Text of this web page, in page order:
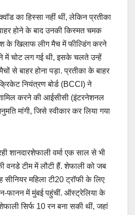
का हिस्सा नहीं थीं, लेकिन प्रतीका
होने के बाद उनकी किस्मत चमक
के खिलाफ लीग मैच में फील्डिंग करने
में चोट लग गई थी, इसके चलते उन्हें
से बाहर होना पड़ा. प्रतीका के बाहर
नियंत्रण बोर्ड (BCCI) ने
शामिल करने की आईसीसी (इंटरनेशनल
मांगी, जिसे स्वीकार कर लिया गया
शानदारशेफाली वर्मा एक साल से भी
वनडे टीम में लौटी हैं. शेफाली को जब
महिला टी20 ट्रॉफी के लिए
फानन में मुंबई पहुंचीं. ऑस्ट्रेलिया के
सिर्फ 10 रन बना सकी थीं, जहां